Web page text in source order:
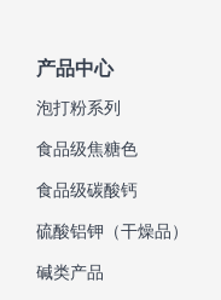
产品中心
泡打粉系列
食品级焦糖色
食品级碳酸钙
硫酸铝钾（干燥品）
碱类产品